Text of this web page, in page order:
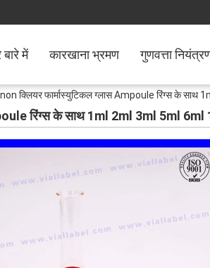
बारे में कारखाना भ्रमण गुणवत्ता
क्लियर फार्मास्युटिकल ग्लास Ampoule रिंग्स के
रिंग्स के साथ 1ml 2ml 3ml 5ml 6ml